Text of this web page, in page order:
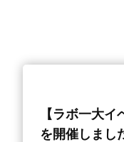
【ラボ一大
を開催しまし